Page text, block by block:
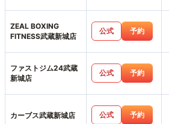
ZEAL BOXING
FITNESS武蔵新城店
公式 予約
ファストジム24武蔵
新城店
公式 予約
カーブス武蔵新城店 公式 予約